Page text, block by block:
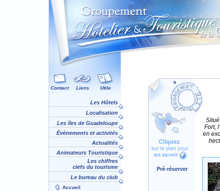
Contact Liens Utile
Les Hôtels
Localisation
Les îles de Guadeloupe
Évènements et activités
Actualités
Animateurs Touristique
Les chiffres
clefs du tourisme
Le bureau du club
Accueil
Pré-réserver
Fort,
en